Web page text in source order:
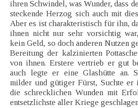
ihren Schwindel, was Wunder, dass
steckende Herzog sich auch mit
Aber es ist charakteristisch für ihn,
ihnen nicht nur sehr vorsichtig
kein Geld, so doch anderen Nutzen
Bereitung der kalzinierten
von ihnen. Erstere vertrieb er gut
auch legte er eine Glashütte an.
milder und gütiger Fürst, Suchte
die schrecklichen Wunden mit
entsetzlichste aller Kriege